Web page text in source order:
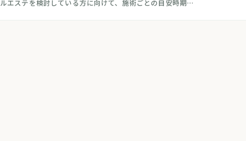
ルエステを検討している方に向けて、施術ごとの目安時期…